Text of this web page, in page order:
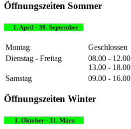
Öffnungszeiten Sommer
1. April - 30. September
Montag
Geschlossen
Dienstag - Freitag
08.00 - 12.00
13.00 - 18.00
Samstag
09.00 - 16.00
Öffnungszeiten Winter
1. Oktober - 31. März